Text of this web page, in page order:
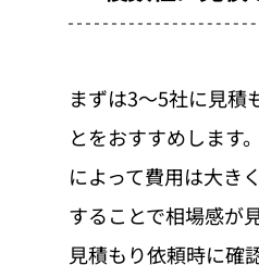
まずは3〜5社に見積
とをおすすめします
によって費用は大き
することで相場感が
見積もり依頼時に確